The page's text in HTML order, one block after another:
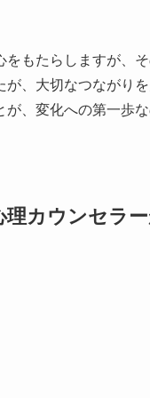
もたらしますが、
、大切なつながり
、変化への第一歩な
カウンセラ